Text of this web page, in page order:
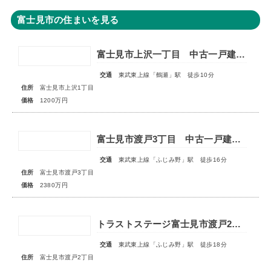
富士見市の住まいを見る
富士見市上沢一丁目 中古一戸建住宅
交通
東武東上線「鶴瀬」駅 徒歩10分
住所
富士見市上沢1丁目
価格
1200万円
富士見市渡戸3丁目 中古一戸建住宅
交通
東武東上線「ふじみ野」駅 徒歩16分
住所
富士見市渡戸3丁目
価格
2380万円
トラストステージ富士見市渡戸2丁目4期 全2区画
交通
東武東上線「ふじみ野」駅 徒歩18分
住所
富士見市渡戸2丁目